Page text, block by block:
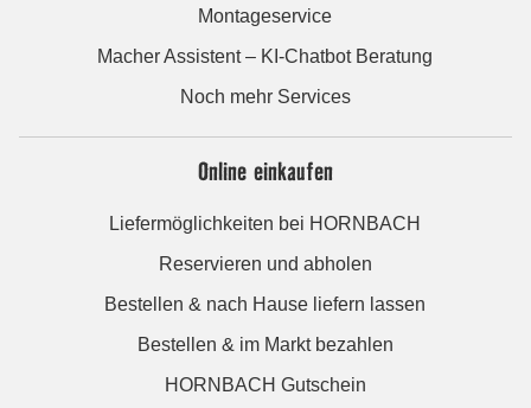
Montageservice
Macher Assistent – KI-Chatbot Beratung
Noch mehr Services
Online einkaufen
Liefermöglichkeiten bei HORNBACH
Reservieren und abholen
Bestellen & nach Hause liefern lassen
Bestellen & im Markt bezahlen
HORNBACH Gutschein